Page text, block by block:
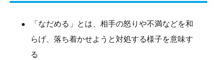
「なだめる」とは、相手の怒りや不満などを和
らげ、落ち着かせようと対処する様子を意味す
る